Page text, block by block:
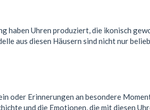
haben Uhren produziert, die ikonisch
aus diesen Häusern sind nicht nur
oder Erinnerungen an besondere
und die Emotionen, die mit diesen